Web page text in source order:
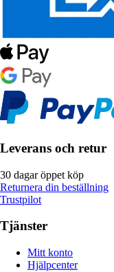
Leverans och retur
30 dagar öppet köp
Returnera din beställning
Trustpilot
Tjänster
Mitt konto
Hjälpcenter